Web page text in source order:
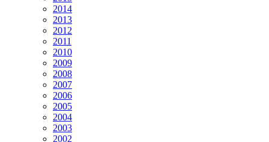
2014
2013
2012
2011
2010
2009
2008
2007
2006
2005
2004
2003
2002